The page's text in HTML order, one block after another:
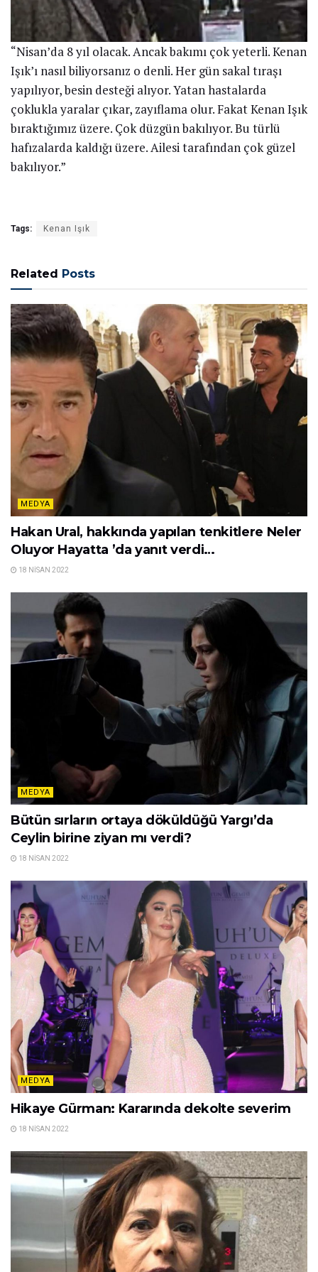
“Nisan’da 8 yıl olacak. Ancak bakımı çok yeterli. Kenan
Işık’ı nasıl biliyorsanız o denli. Her gün sakal tıraşı
yapılıyor, besin desteği alıyor. Yatan hastalarda
çoklukla yaralar çıkar, zayıflama olur. Fakat Kenan Işık
bıraktığımız üzere. Çok düzgün bakılıyor. Bu türlü
hafızalarda kaldığı üzere. Ailesi tarafından çok güzel
bakılıyor.”
Tags: Kenan Işık
Related Posts
MEDYA
Hakan Ural, hakkında yapılan tenkitlere Neler
Oluyor Hayatta ’da yanıt verdi…
18 NISAN 2022
MEDYA
Bütün sırların ortaya döküldüğü Yargı’da
Ceylin birine ziyan mı verdi?
18 NISAN 2022
MEDYA
Hikaye Gürman: Kararında dekolte severim
18 NISAN 2022